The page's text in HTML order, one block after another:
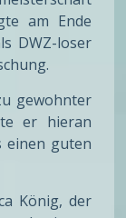
am Ende
DWZ-loser
gewohnter
er hieran
einen guten
König, der